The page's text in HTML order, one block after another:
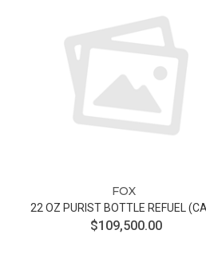
FOX
22 OZ PURIST BOTTLE REFUEL
$109,500.00